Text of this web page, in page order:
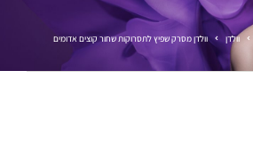
וולדן וולדן מסרק שפיץ לתסרוקות שחור קוצים אדומים